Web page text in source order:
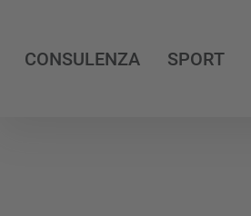
CONSULENZA SPORT